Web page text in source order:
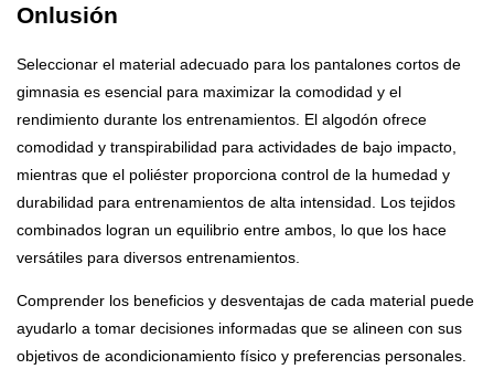
Onlusión
Seleccionar el material adecuado para los pantalones cortos de
gimnasia es esencial para maximizar la comodidad y el
rendimiento durante los entrenamientos. El algodón ofrece
comodidad y transpirabilidad para actividades de bajo impacto,
mientras que el poliéster proporciona control de la humedad y
durabilidad para entrenamientos de alta intensidad. Los tejidos
combinados logran un equilibrio entre ambos, lo que los hace
versátiles para diversos entrenamientos.
Comprender los beneficios y desventajas de cada material puede
ayudarlo a tomar decisiones informadas que se alineen con sus
objetivos de acondicionamiento físico y preferencias personales.